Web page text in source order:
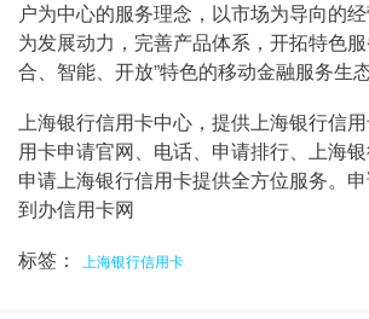
户为中心的服务理念，以市场为导向的
为发展动力，完善产品体系，开拓特色
合、智能、开放”特色的移动金融服务生态
上海银行信用卡中心，提供上海银行信
用卡申请官网、电话、申请排行、上海
申请上海银行信用卡提供全方位服务。
到办信用卡网
标签：
上海银行信用卡